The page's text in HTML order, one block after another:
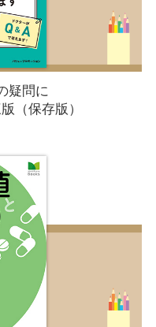
疑問に
（保存版）